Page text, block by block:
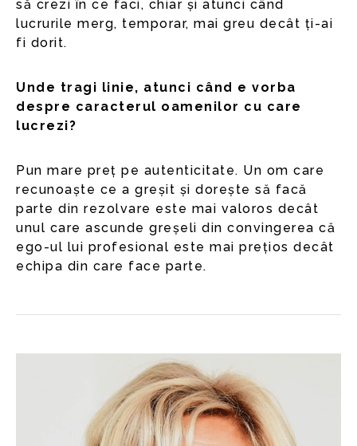
să crezi în ce faci, chiar și atunci când
lucrurile merg, temporar, mai greu decât ți-ai
fi dorit.
Unde tragi linie, atunci când e vorba
despre caracterul oamenilor cu care
lucrezi?
Pun mare preț pe autenticitate. Un om care
recunoaște ce a greșit și dorește să facă
parte din rezolvare este mai valoros decât
unul care ascunde greșeli din convingerea că
ego-ul lui profesional este mai prețios decât
echipa din care face parte.